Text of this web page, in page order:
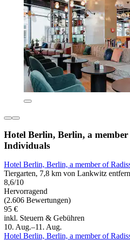
Hotel Berlin, Berlin, a member
Individuals
Hotel Berlin, Berlin, a member of
Tiergarten, 7,8 km von Lankwitz
8,6/10
Hervorragend
(2.606 Bewertungen)
95 €
inkl. Steuern & Gebühren
10. Aug.–11. Aug.
Hotel Berlin, Berlin, a member of